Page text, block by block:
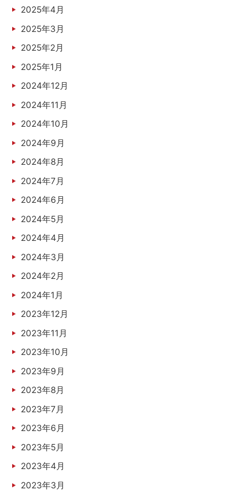
2025年4月
2025年3月
2025年2月
2025年1月
2024年12月
2024年11月
2024年10月
2024年9月
2024年8月
2024年7月
2024年6月
2024年5月
2024年4月
2024年3月
2024年2月
2024年1月
2023年12月
2023年11月
2023年10月
2023年9月
2023年8月
2023年7月
2023年6月
2023年5月
2023年4月
2023年3月